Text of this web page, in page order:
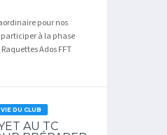
pour nos
à la phase
Ados FFT
VIE DU CLUB
AU TC